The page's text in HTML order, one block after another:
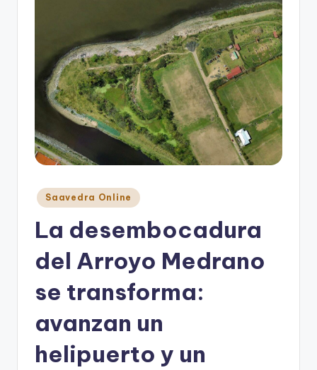
Posted
in
Saavedra Online
La desembocadura
del Arroyo Medrano
se transforma:
avanzan un
helipuerto y un